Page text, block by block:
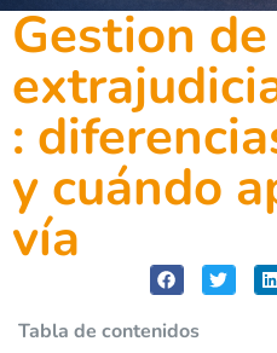
Gestion
:
y cuándo
vía
Tabla de contenidos